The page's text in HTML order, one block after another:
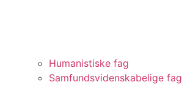
Humanistiske fag
Samfundsvidenskabelige fag